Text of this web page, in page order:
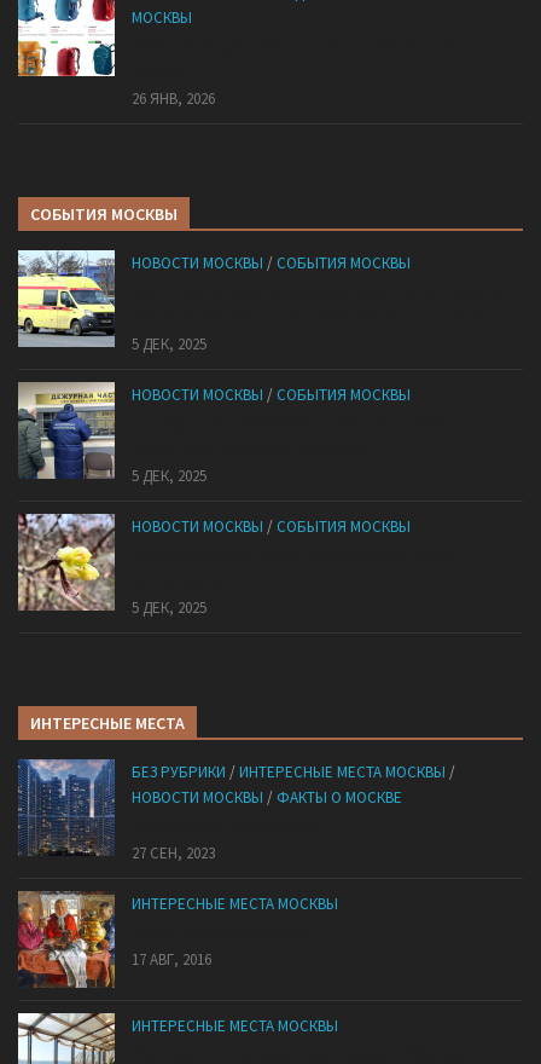
МОСКВЫ
26 ЯНВ, 2026
СОБЫТИЯ МОСКВЫ
НОВОСТИ МОСКВЫ / СОБЫТИЯ МОСКВЫ
5 ДЕК, 2025
НОВОСТИ МОСКВЫ / СОБЫТИЯ МОСКВЫ
5 ДЕК, 2025
НОВОСТИ МОСКВЫ / СОБЫТИЯ МОСКВЫ
5 ДЕК, 2025
ИНТЕРЕСНЫЕ МЕСТА
БЕЗ РУБРИКИ /ИНТЕРЕСНЫЕ МЕСТА МОСКВЫ /
НОВОСТИ МОСКВЫ / ФАКТЫ О МОСКВЕ
27 СЕН, 2023
ИНТЕРЕСНЫЕ МЕСТА МОСКВЫ
17 АВГ, 2016
ИНТЕРЕСНЫЕ МЕСТА МОСКВЫ